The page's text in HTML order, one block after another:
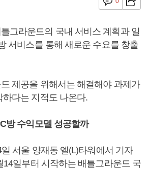
그라운드의 국내 서비스 계획과 일
서비스를 통해 새로운 수요를 창출
제공을 위해서는 해결해야 과제가
하다는 지적도 나온다.
방 수익모델 성공할까
서울 양재동 엘(L)타워에서 기자
14일부터 시작하는 배틀그라운드 국